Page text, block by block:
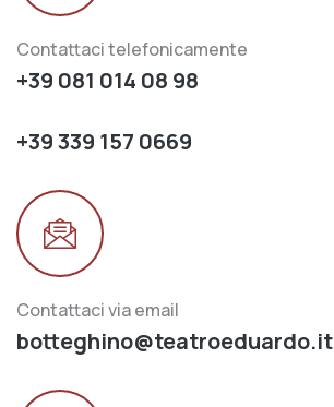
Contattaci telefonicamente
+39 081 014 08 98
+39 339 157 0669
Contattaci via email
botteghino@teatroeduardo.it